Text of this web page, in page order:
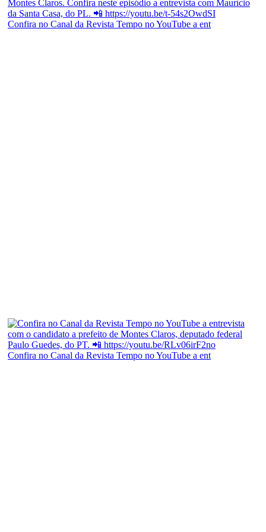
Confira no Canal da Revista Tempo no YouTube a ent
Confira no Canal da Revista Tempo no YouTube a ent